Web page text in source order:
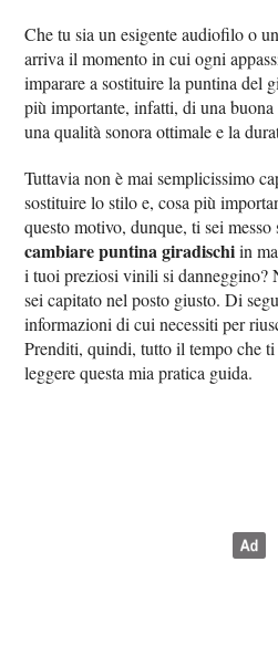
Che tu sia un esigente audiofilo o
arriva il momento in cui ogni
imparare a sostituire la puntina del
più importante, infatti, di una
una qualità sonora ottimale e la
Tuttavia non è mai semplicissimo
sostituire lo stilo e, cosa più
questo motivo, dunque, ti sei
cambiare puntina giradischiin
i tuoi preziosi vinili si danneggino?
sei capitato nel posto giusto. Di
informazioni di cui necessiti per
Prenditi, quindi, tutto il tempo che
leggere questa mia pratica guida.